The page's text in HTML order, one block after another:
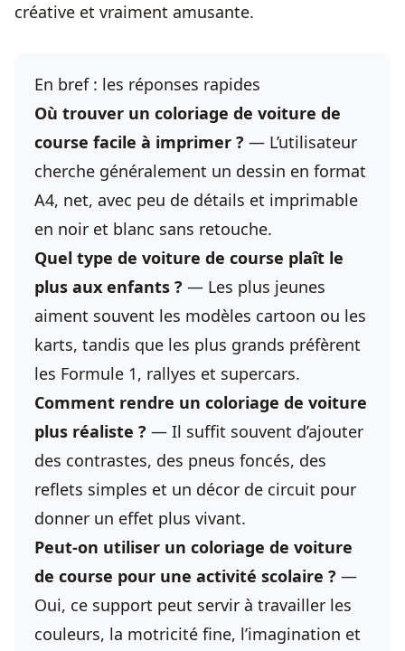
créative et vraiment amusante.
En bref : les réponses rapides
Où trouver un coloriage de voiture de
course facile à imprimer ? — L’utilisateur
cherche généralement un dessin en format
A4, net, avec peu de détails et imprimable
en noir et blanc sans retouche.
Quel type de voiture de course plaît le
plus aux enfants ? — Les plus jeunes
aiment souvent les modèles cartoon ou les
karts, tandis que les plus grands préfèrent
les Formule 1, rallyes et supercars.
Comment rendre un coloriage de voiture
plus réaliste ? — Il suffit souvent d’ajouter
des contrastes, des pneus foncés, des
reflets simples et un décor de circuit pour
donner un effet plus vivant.
Peut-on utiliser un coloriage de voiture
de course pour une activité scolaire ? —
Oui, ce support peut servir à travailler les
couleurs, la motricité fine, l’imagination et